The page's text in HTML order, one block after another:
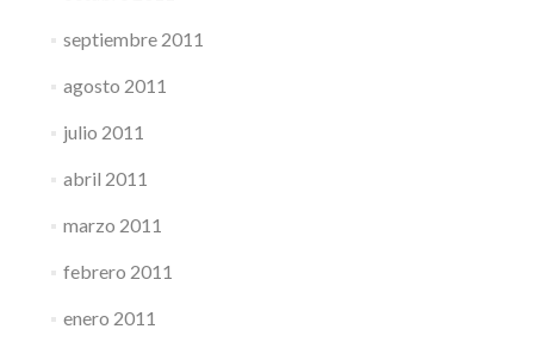
septiembre 2011
agosto 2011
julio 2011
abril 2011
marzo 2011
febrero 2011
enero 2011